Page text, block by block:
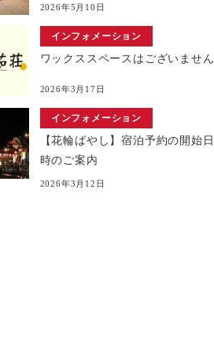
2026年5月10日
インフォメーション
ワックススペースはございません
2026年3月17日
インフォメーション
【花輪ばやし】宿泊予約の開始日
時のご案内
2026年3月12日